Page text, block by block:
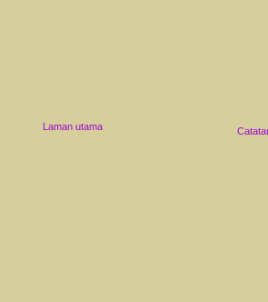
Laman utama